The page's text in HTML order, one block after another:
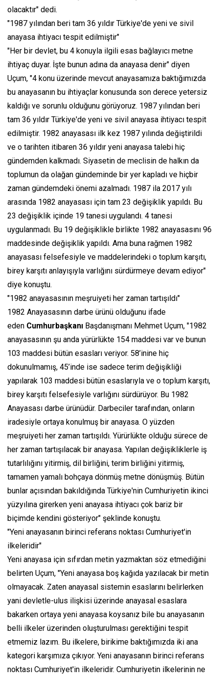
olacaktır" dedi.
"1987 yılından beri tam 36 yıldır Türkiye'de yeni ve sivil
anayasa ihtiyacı tespit edilmiştir"
"Her bir devlet, bu 4 konuyla ilgili esas bağlayıcı metne
ihtiyaç duyar. İşte bunun adına da anayasa denir" diyen
Uçum, "4 konu üzerinde mevcut anayasamıza baktığımızda
bu anayasanın bu ihtiyaçlar konusunda son derece yetersiz
kaldığı ve sorunlu olduğunu görüyoruz. 1987 yılından beri
tam 36 yıldır Türkiye'de yeni ve sivil anayasa ihtiyacı tespit
edilmiştir. 1982 anayasası ilk kez 1987 yılında değiştirildi
ve o tarihten itibaren 36 yıldır yeni anayasa talebi hiç
gündemden kalkmadı. Siyasetin de meclisin de halkın da
toplumun da olağan gündeminde bir yer kapladı ve hiçbir
zaman gündemdeki önemi azalmadı. 1987 ila 2017 yılı
arasında 1982 anayasası için tam 23 değişiklik yapıldı. Bu
23 değişiklik içinde 19 tanesi uygulandı. 4 tanesi
uygulanmadı. Bu 19 değişiklikle birlikte 1982 anayasasını 96
maddesinde değişiklik yapıldı. Ama buna rağmen 1982
anayasası felsefesiyle ve maddelerindeki o toplum karşıtı,
birey karşıtı anlayışıyla varlığını sürdürmeye devam ediyor"
diye konuştu.
"1982 anayasasının meşruiyeti her zaman tartışıldı"
1982 Anayasasının darbe ürünü olduğunu ifade
eden Cumhurbaşkanı Başdanışmanı Mehmet Uçum, "1982
anayasasının şu anda yürürlükte 154 maddesi var ve bunun
103 maddesi bütün esasları veriyor. 58’inine hiç
dokunulmamış, 45’inde ise sadece terim değişikliği
yapılarak 103 maddesi bütün esaslarıyla ve o toplum karşıtı,
birey karşıtı felsefesiyle varlığını sürdürüyor. Bu 1982
Anayasası darbe ürünüdür. Darbeciler tarafından, onların
iradesiyle ortaya konulmuş bir anayasa. O yüzden
meşruiyeti her zaman tartışıldı. Yürürlükte olduğu sürece de
her zaman tartışılacak bir anayasa. Yapılan değişikliklerle iş
tutarlılığını yitirmiş, dil birliğini, terim birliğini yitirmiş,
tamamen yamalı bohçaya dönmüş metne dönüşmüş. Bütün
bunlar açısından bakıldığında Türkiye'nin Cumhuriyetin ikinci
yüzyılına girerken yeni anayasa ihtiyacı çok bariz bir
biçimde kendini gösteriyor" şeklinde konuştu.
"Yeni anayasanın birinci referans noktası Cumhuriyet'in
ilkeleridir"
Yeni anayasa için sıfırdan metin yazmaktan söz etmediğini
belirten Uçum, "Yeni anayasa boş kağıda yazılacak bir metin
olmayacak. Zaten anayasal sistemin esaslarını belirlerken
yani devletle-ulus ilişkisi üzerinde anayasal esaslara
bakarken ortaya yeni anayasa koysanız bile bu anayasanın
belli ilkeler üzerinden oluşturulması gerektiğini tespit
etmemiz lazım. Bu ilkelere, birikime baktığımızda iki ana
kategori karşımıza çıkıyor. Yeni anayasanın birinci referans
noktası Cumhuriyet'in ilkeleridir. Cumhuriyetin ilkelerinin ne